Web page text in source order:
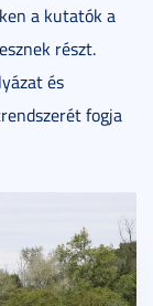
a kutatók a
részt.
és
fogja